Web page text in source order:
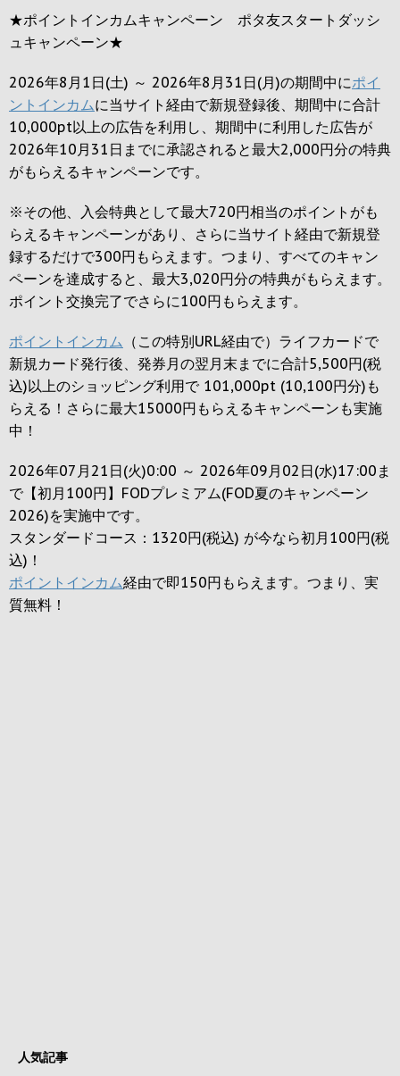
★ポイントインカムキャンペーン ポタ友スタートダッシ
ュキャンペーン★
2026年8月1日(土) ～ 2026年8月31日(月)の期間中にポイ
ントインカムに当サイト経由で新規登録後、期間中に合計
10,000pt以上の広告を利用し、期間中に利用した広告が
2026年10月31日までに承認されると最大2,000円分の特典
がもらえるキャンペーンです。
※その他、入会特典として最大720円相当のポイントがも
らえるキャンペーンがあり、さらに当サイト経由で新規登
録するだけで300円 もらえます。つまり、すべてのキャン
ペーンを達成すると、最大3,020円分の特典がもらえます。
ポイント交換完了でさらに100円 もらえます。
ポイントインカム （この特別URL経由で）ライフカードで
新規カード発行後、発券月の翌月末までに合計5,500円(税
込)以上のショッピング利用で 101,000pt (10,100円分)も
らえる！さらに最大15000円もらえるキャンペーンも実施
中！
2026年07月21日(火)0:00 ～ 2026年09月02日(水)17:00ま
で【初月100円】FODプレミアム(FOD夏のキャンペーン
2026)を実施中です。
スタンダードコース：1320円(税込) が今なら初月100円(税
込)！
ポイントインカム経由で即150円もらえます。つまり、実
質無料！
人気記事